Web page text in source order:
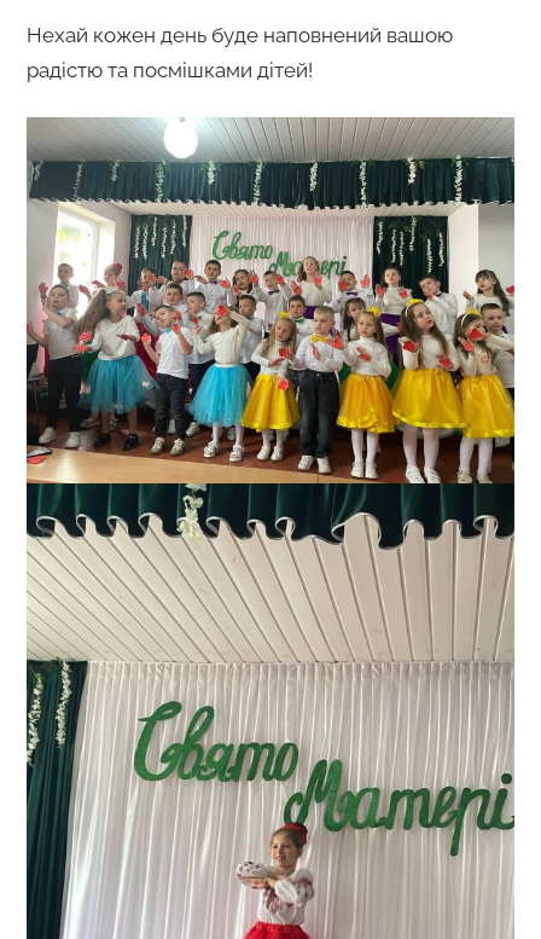
Нехай кожен день буде наповнений вашою
радістю та посмішками дітей!